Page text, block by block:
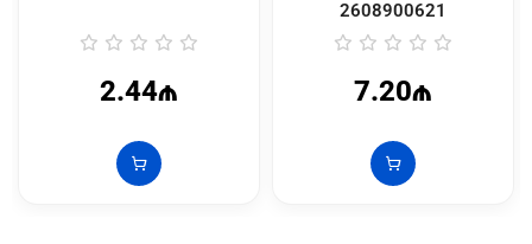
2.44₼
2608900621
7.20₼